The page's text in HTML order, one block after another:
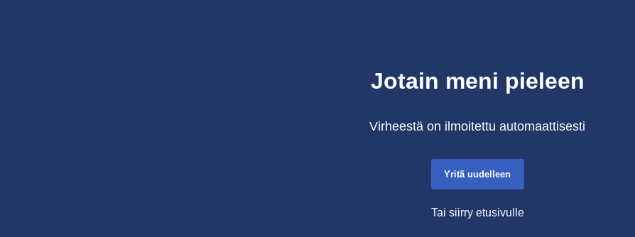
Jotain meni pieleen
Virheestä on ilmoitettu automaattisesti
Yritä uudelleen
Tai siirry etusivulle